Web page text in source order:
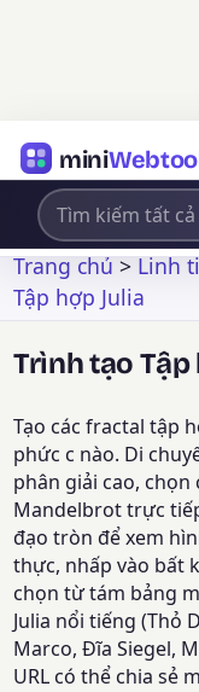
mini
Trang chủ>Linh
Tập hợp Julia
Trình tạo Tập
Tạo các fractal tập
phức c nào. Di
phân giải cao, chọn
Mandelbrot trực
đạo tròn để xem
thực, nhấp vào bất
chọn từ tám bảng
Julia nổi tiếng (Thỏ
Marco, Đĩa Siegel,
URL có thể chia sẻ